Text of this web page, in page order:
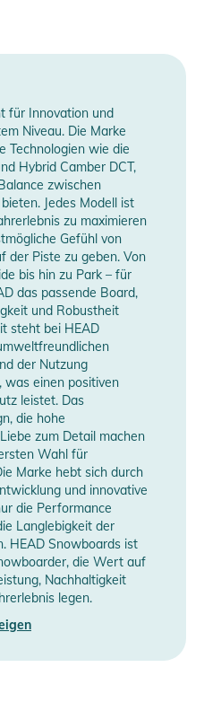
Gewicht bietet.
integrierte System
dass kalte Luft direkt
Das verbesserte Sphere Fit
Höhenverstellung, mit
Kopfform anpassen lässt -
Stirn - für einen individuellen
Surround Comfort Design
Fit System um auch im
Sitz zu gewährleisten. Es
bequem, um so dass der
voluminös wirkt.
können
werden.
Kopfformen
und Brille. Dieses
des Helms zu ändern, um
zu gewährleisten.
schmiegt sich wie eine
druckfreie Passform,
anpasst.
Komfort und
während das
Design den ganzen
gewährleistet.
Herstellerangaben
anzeigen
für Innovation und
Niveau. Die Marke
Technologien wie die
Hybrid Camber DCT,
zwischen
Jedes Modell ist
zu maximieren
Gefühl von
der Piste zu geben. Von
bis hin zu Park – für
das passende Board,
und Robustheit
steht bei HEAD
der Nutzung
was einen positiven
leistet. Das
die hohe
zum Detail machen
Wahl für
Marke hebt sich durch
und innovative
die Performance
Langlebigkeit der
HEAD Snowboards ist
die Wert auf
Nachhaltigkeit
legen.